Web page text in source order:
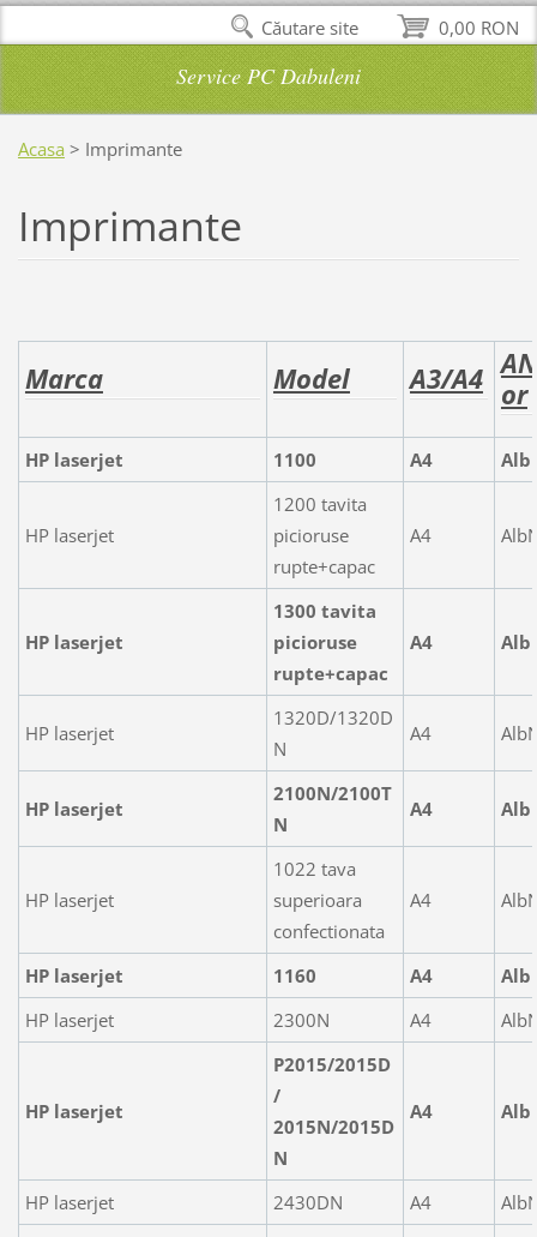
Service PC Dabuleni
Acasa > Imprimante
Imprimante
Marca Model A3/A4 or
HP laserjet 1100 A4
HP laserjet
1200 tavita
picioruse
rupte+capac
A4
HP laserjet
1300 tavita
picioruse
rupte+capac
A4
HP laserjet
1320D/1320D
N
A4
HP laserjet
2100N/2100T
N
A4
HP laserjet
1022 tava
superioara
confectionata
A4
HP laserjet 1160 A4
HP laserjet
2300N A4
HP laserjet
P2015/2015D
/
2015N/2015D
N
A4
HP laserjet 2430DN A4
0,00 RON
Căutare site